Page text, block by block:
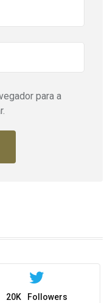
para a
20K Followers